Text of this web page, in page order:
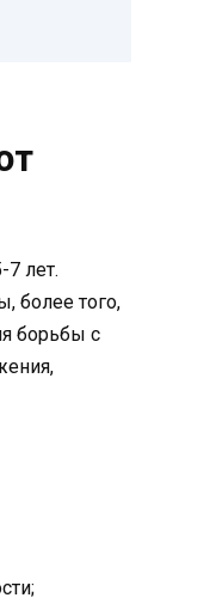
7 лет.
более того,
борьбы с